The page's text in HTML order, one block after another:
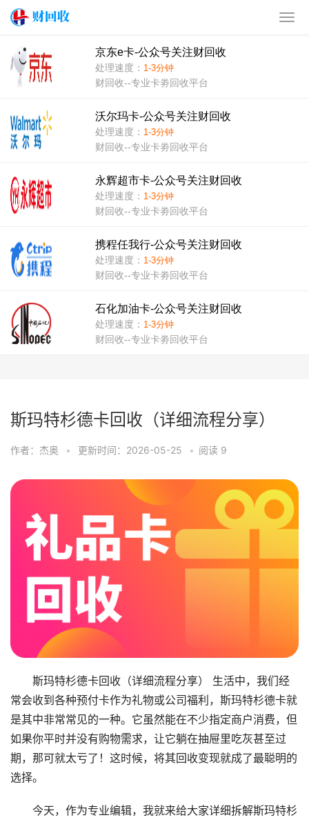
斯玛特杉德卡回收（详细流程分享）
作者：杰奥 • 更新时间：2026-05-25 • 阅读 9
斯玛特杉德卡回收（详细流程分享） 生活中，我们经
常会收到各种预付卡作为礼物或公司福利，斯玛特杉德卡就
是其中非常常见的一种。它虽然能在不少指定商户消费，但
如果你平时并没有购物需求，让它躺在抽屉里吃灰甚至过
期，那可就太亏了！这时候，将其回收变现就成了最聪明的
选择。
今天，作为专业编辑，我就来给大家详细拆解斯玛特杉